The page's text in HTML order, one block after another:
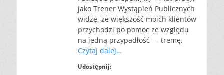
jako Trener Wystąpień Publicznych
widzę, że większość moich klientów
przychodzi po pomoc ze względu
na jedną przypadłość — tremę.
Czytaj dalej…
Udostępnij: